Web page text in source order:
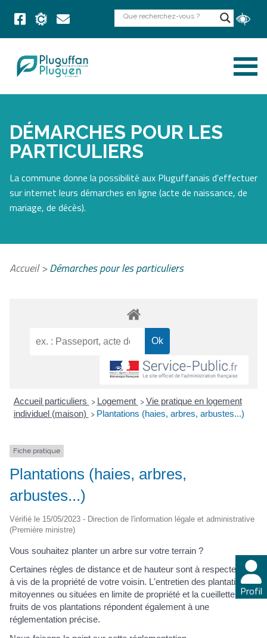
DÉMARCHES POUR LES
PARTICULIERS
La commune donne la possibilité aux Pluguffanais d'effectuer
sur internet leurs démarches en ligne (acte de naissance, de
mariage, de décès).
Profil
Accueil>Démarches pour les particuliers
Accueil particuliers > Logement > Vie pratique en logement
individuel (maison) > Plantations (haies, arbres, arbustes...)
Fiche pratique
Plantations (haies, arbres,
arbustes...)
Vérifié le 15/05/2023 - Direction de l'information légale et administrative
(Première ministre)
Vous souhaitez planter un arbre sur votre terrain ?
Certaines règles de distance et de hauteur sont à respecter vis
à vis de la propriété de votre voisin. L'entretien des plantations
mitoyennes ou situées en limite de propriété et la cueillette des
fruits de vos plantations répondent également à une
réglementation précise.